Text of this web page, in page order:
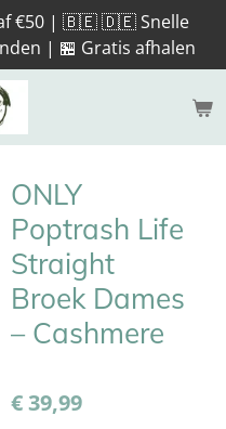
€50 | 🇧🇪 🇩🇪 Snelle
| 🏪 Gratis afhalen
ONLY
Poptrash Life
Straight
Broek Dames
– Cashmere
€ 39,99